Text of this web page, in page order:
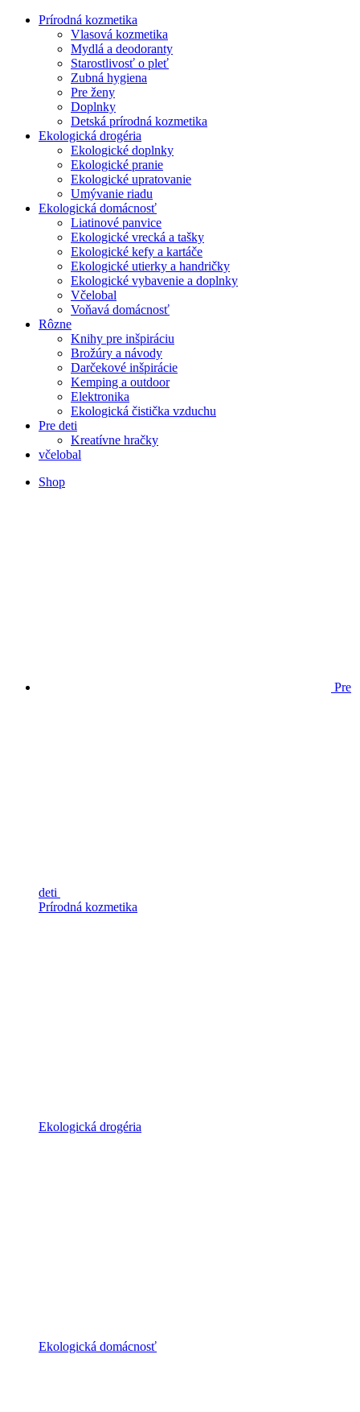
Prírodná kozmetika
Vlasová kozmetika
Mydlá a deodoranty
Starostlivosť o pleť
Zubná hygiena
Pre ženy
Doplnky
Detská prírodná kozmetika
Ekologická drogéria
Ekologické doplnky
Ekologické pranie
Ekologické upratovanie
Umývanie riadu
Ekologická domácnosť
Liatinové panvice
Ekologické vrecká a tašky
Ekologické kefy a kartáče
Ekologické utierky a handričky
Ekologické vybavenie a doplnky
Včelobal
Voňavá domácnosť
Rôzne
Knihy pre inšpiráciu
Brožúry a návody
Darčekové inšpirácie
Kemping a outdoor
Elektronika
Ekologická čistička vzduchu
Pre deti
Kreatívne hračky
včelobal
Shop
Pre
deti
Prírodná kozmetika
Ekologická drogéria
Ekologická domácnosť